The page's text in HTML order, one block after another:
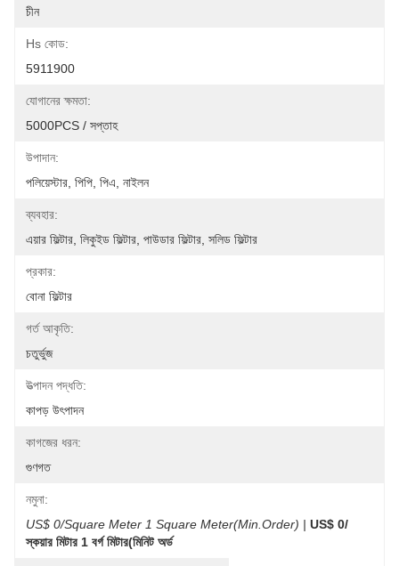
চীন
Hs কোড:
5911900
যোগানের ক্ষমতা:
5000PCS / সপ্তাহ
উপাদান:
পলিয়েস্টার, পিপি, পিএ, নাইলন
ব্যবহার:
এয়ার ফিল্টার, লিকুইড ফিল্টার, পাউডার ফিল্টার, সলিড ফিল্টার
প্রকার:
বোনা ফিল্টার
গর্ত আকৃতি:
চতুর্ভুজ
উত্পাদন পদ্ধতি:
কাপড় উৎপাদন
কাগজের ধরন:
গুণগত
নমুনা:
US$ 0/Square Meter 1 Square Meter(Min.Order) | US$ 0/
স্কয়ার মিটার 1 বর্গ মিটার(মিনিট অর্ড